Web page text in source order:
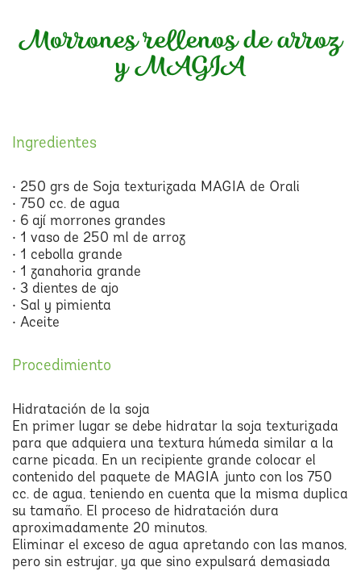
Morrones rellenos de arroz
y MAGIA
Ingredientes
• 250 grs de Soja texturizada MAGIA de Orali
• 750 cc. de agua
• 6 ají morrones grandes
• 1 vaso de 250 ml de arroz
• 1 cebolla grande
• 1 zanahoria grande
• 3 dientes de ajo
• Sal y pimienta
• Aceite
Procedimiento
Hidratación de la soja
En primer lugar se debe hidratar la soja texturizada
para que adquiera una textura húmeda similar a la
carne picada. En un recipiente grande colocar el
contenido del paquete de MAGIA junto con los 750
cc. de agua, teniendo en cuenta que la misma duplica
su tamaño. El proceso de hidratación dura
aproximadamente 20 minutos.
Eliminar el exceso de agua apretando con las manos,
pero sin estrujar, ya que sino expulsará demasiada